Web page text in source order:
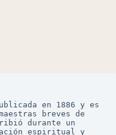
en 1886 y es
breves de
durante un
espiritual y